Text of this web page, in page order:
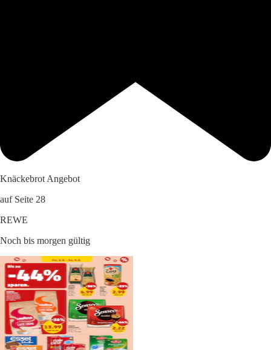
Knäckebrot Angebot
auf Seite 28
REWE
Noch bis morgen gültig